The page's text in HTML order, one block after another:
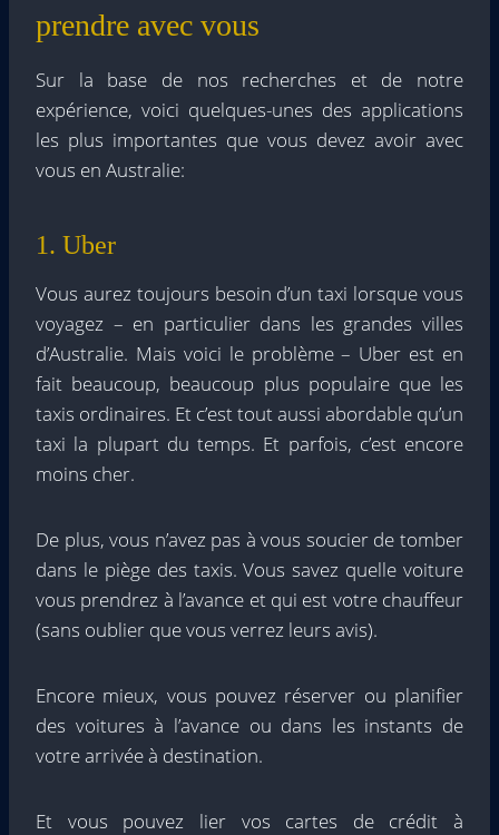
prendre avec vous
Sur la base de nos recherches et de notre
expérience, voici quelques-unes des applications
les plus importantes que vous devez avoir avec
vous en Australie:
1. Uber
Vous aurez toujours besoin d’un taxi lorsque vous
voyagez – en particulier dans les grandes villes
d’Australie. Mais voici le problème – Uber est en
fait beaucoup, beaucoup plus populaire que les
taxis ordinaires. Et c’est tout aussi abordable qu’un
taxi la plupart du temps. Et parfois, c’est encore
moins cher.
De plus, vous n’avez pas à vous soucier de tomber
dans le piège des taxis. Vous savez quelle voiture
vous prendrez à l’avance et qui est votre chauffeur
(sans oublier que vous verrez leurs avis).
Encore mieux, vous pouvez réserver ou planifier
des voitures à l’avance ou dans les instants de
votre arrivée à destination.
Et vous pouvez lier vos cartes de crédit à